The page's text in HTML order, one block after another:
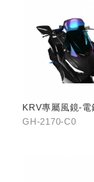
KRV專屬風鏡-電
GH-2170-C0